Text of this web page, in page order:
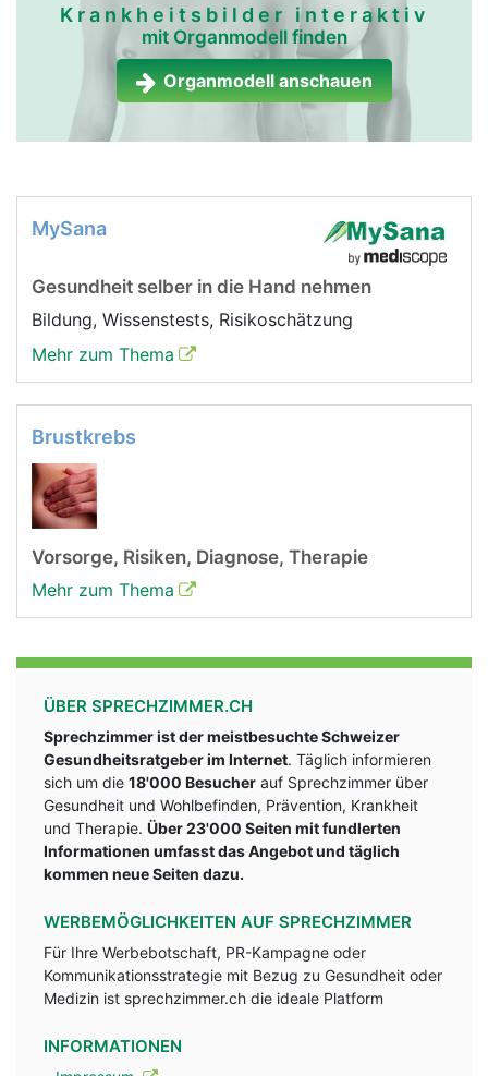
Krankheitsbilder interaktiv
mit Organmodell finden
Organmodell anschauen
MySana
Gesundheit selber in die Hand nehmen
Bildung, Wissenstests, Risikoschätzung
Mehr zum Thema
Brustkrebs
Vorsorge, Risiken, Diagnose, Therapie
Mehr zum Thema
ÜBER SPRECHZIMMER.CH
Sprechzimmer ist der meistbesuchte Schweizer
Gesundheitsratgeber im Internet. Täglich informieren
sich um die 18'000 Besucher auf Sprechzimmer über
Gesundheit und Wohlbefinden, Prävention, Krankheit
und Therapie. Über 23'000 Seiten mit fundlerten
Informationen umfasst das Angebot und täglich
kommen neue Seiten dazu.
WERBEMÖGLICHKEITEN AUF SPRECHZIMMER
Für Ihre Werbebotschaft, PR-Kampagne oder
Kommunikationsstrategie mit Bezug zu Gesundheit oder
Medizin ist sprechzimmer.ch die ideale Platform
INFORMATIONEN